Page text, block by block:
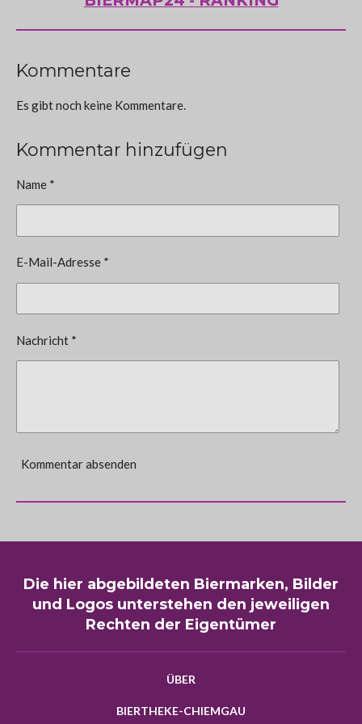
Kommentare
Es gibt noch keine Kommentare.
Kommentar hinzufügen
Name *
E-Mail-Adresse *
Nachricht *
Kommentar absenden
Die hier abgebildeten Biermarken, Bilder
und Logos unterstehen den jeweiligen
Rechten der Eigentümer
ÜBER
BIERTHEKE-CHIEMGAU